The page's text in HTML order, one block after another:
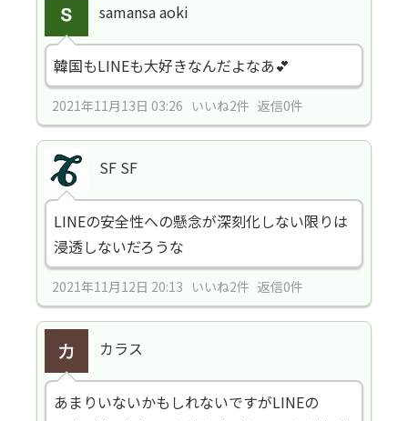
samansa aoki
韓国もLINEも大好きなんだよなあ💕
2021年11月13日 03:26 いいね2件 返信0件
SF SF
LINEの安全性への懸念が深刻化しない限りは
浸透しないだろうな
2021年11月12日 20:13 いいね2件 返信0件
カラス
あまりいないかもしれないですがLINEの